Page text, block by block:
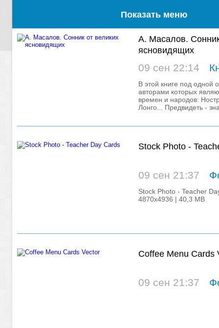
Показать меню
А. Масалов.
ясновидящих
09 сен 22:14
В этой книге под одной
авторами которых
времен и народов:
Лонго... Предвидеть -
Stock Photo -
09 сен 21:37
Stock Photo - Teacher
4870x4936 | 40,3 MB
Coffee Menu Cards
09 сен 21:37